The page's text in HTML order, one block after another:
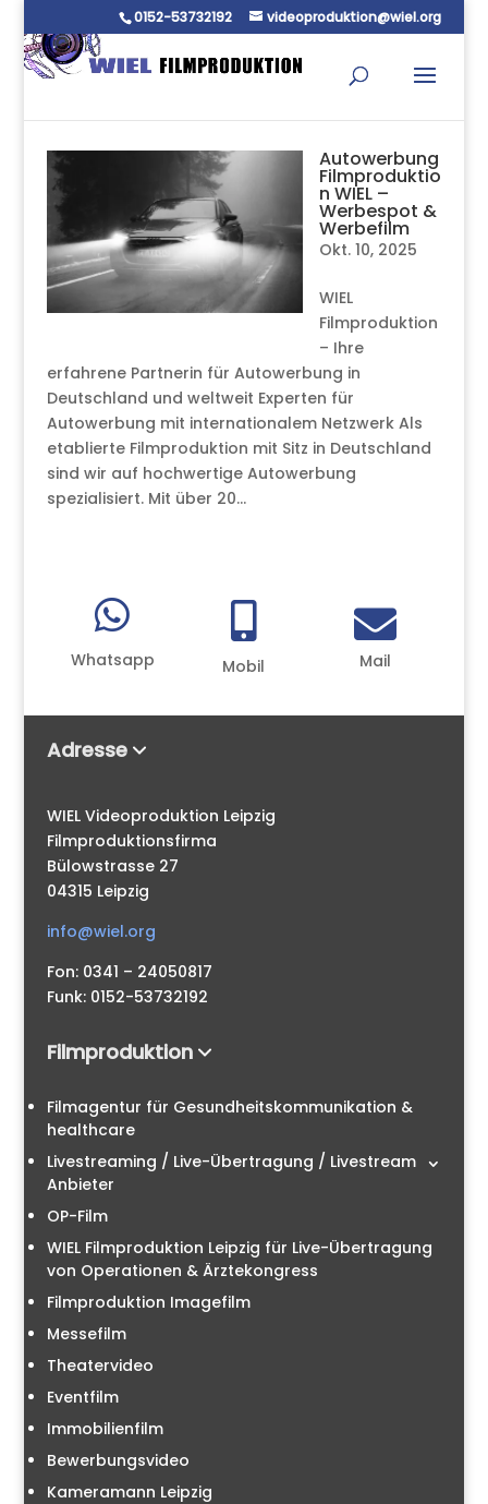
0152-53732192 videoproduktion@wiel.org
Autowerbung
Filmproduktio
n WIEL –
Werbespot &
Werbefilm
Okt. 10, 2025
WIEL
Filmproduktion
– Ihre
erfahrene Partnerin für Autowerbung in
Deutschland und weltweit Experten für
Autowerbung mit internationalem Netzwerk Als
etablierte Filmproduktion mit Sitz in Deutschland
sind wir auf hochwertige Autowerbung
spezialisiert. Mit über 20...

Whatsapp

Mobil

Mail
Adresse
WIEL Videoproduktion Leipzig
Filmproduktionsfirma
Bülowstrasse 27
04315 Leipzig
info@wiel.org
Fon: 0341 – 24050817
Funk: 0152-53732192
Filmproduktion
Filmagentur für Gesundheitskommunikation &
healthcare
Livestreaming / Live-Übertragung / Livestream
Anbieter
OP-Film
WIEL Filmproduktion Leipzig für Live-Übertragung
von Operationen & Ärztekongress
Filmproduktion Imagefilm
Messefilm
Theatervideo
Eventfilm
Immobilienfilm
Bewerbungsvideo
Kameramann Leipzig